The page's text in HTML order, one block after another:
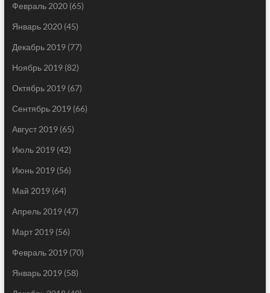
Февраль 2020(65)
Январь 2020(45)
Декабрь 2019(77)
Ноябрь 2019(82)
Октябрь 2019(67)
Сентябрь 2019(66)
Август 2019(65)
Июль 2019(42)
Июнь 2019(56)
Май 2019(64)
Апрель 2019(47)
Март 2019(56)
Февраль 2019(70)
Январь 2019(58)